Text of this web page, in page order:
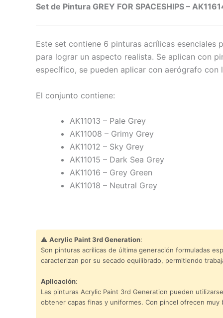
Set de Pintura GREY FOR SPACESHIPS –
Este set contiene 6 pinturas acrílicas
para lograr un aspecto realista. Se aplican con
específico, se pueden aplicar con aerógrafo
El conjunto contiene:
AK11013 – Pale Grey
AK11008 – Grimy Grey
AK11012 – Sky Grey
AK11015 – Dark Sea Grey
AK11016 – Grey Green
AK11018 – Neutral Grey
⚠️ Acrylic Paint 3rd Generation:
Son pinturas acrílicas de última generación formuladas
caracterizan por su secado equilibrado, permitiendo
Aplicación:
Las pinturas Acrylic Paint 3rd Generation pueden
obtener capas finas y uniformes. Con pincel ofrecen